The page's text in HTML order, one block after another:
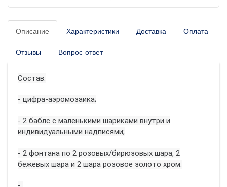
Описание Характеристики Доставка Оплата
Отзывы Вопрос-ответ
Состав:
- цифра-аэромозаика;
- 2 баблс с маленькими шариками внутри и
индивидуальными надписями;
- 2 фонтана по 2 розовых/бирюзовых шара, 2
бежевых шара и 2 шара розовое золото хром.